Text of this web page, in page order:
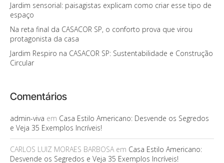
Jardim sensorial: paisagistas explicam como criar esse tipo de
espaço
Na reta final da CASACOR SP, o conforto prova que virou
protagonista da casa
Jardim Respiro na CASACOR SP: Sustentabilidade e Construção
Circular
Comentários
admin-viva em Casa Estilo Americano: Desvende os Segredos
e Veja 35 Exemplos Incríveis!
CARLOS LUIZ MORAES BARBOSAem Casa Estilo Americano:
Desvende os Segredos e Veja 35 Exemplos Incríveis!